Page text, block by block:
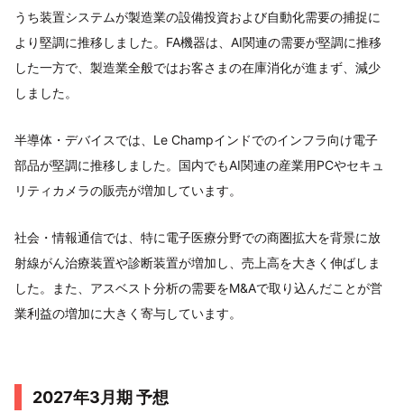
うち装置システムが製造業の設備投資および自動化需要の捕捉に
より堅調に推移しました。FA機器は、AI関連の需要が堅調に推移
した一方で、製造業全般ではお客さまの在庫消化が進まず、減少
しました。
半導体・デバイスでは、Le Champインドでのインフラ向け電子
部品が堅調に推移しました。国内でもAI関連の産業用PCやセキュ
リティカメラの販売が増加しています。
社会・情報通信では、特に電子医療分野での商圏拡大を背景に放
射線がん治療装置や診断装置が増加し、売上高を大きく伸ばしま
した。また、アスベスト分析の需要をM&Aで取り込んだことが営
業利益の増加に大きく寄与しています。
2027年3月期 予想